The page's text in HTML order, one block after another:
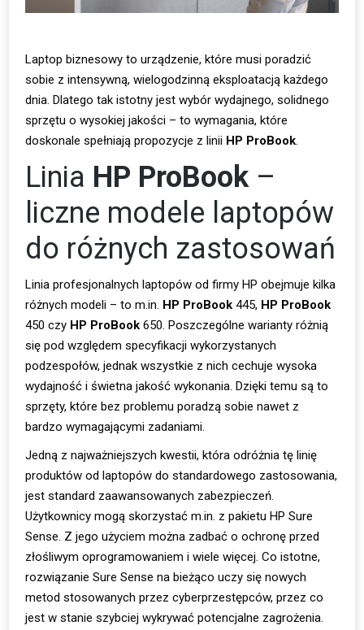
Laptop biznesowy to urządzenie, które musi poradzić
sobie z intensywną, wielogodzinną eksploatacją każdego
dnia. Dlatego tak istotny jest wybór wydajnego, solidnego
sprzętu o wysokiej jakości – to wymagania, które
doskonale spełniają propozycje z linii HP ProBook.
Linia HP ProBook –
liczne modele laptopów
do różnych zastosowań
Linia profesjonalnych laptopów od firmy HP obejmuje kilka
różnych modeli – to m.in. HP ProBook 445, HP ProBook
450 czy HP ProBook650. Poszczególne warianty różnią
się pod względem specyfikacji wykorzystanych
podzespołów, jednak wszystkie z nich cechuje wysoka
wydajność i świetna jakość wykonania. Dzięki temu są to
sprzęty, które bez problemu poradzą sobie nawet z
bardzo wymagającymi zadaniami.
Jedną z najważniejszych kwestii, która odróżnia tę linię
produktów od laptopów do standardowego zastosowania,
jest standard zaawansowanych zabezpieczeń.
Użytkownicy mogą skorzystać m.in. z pakietu HP Sure
Sense. Z jego użyciem można zadbać o ochronę przed
złośliwym oprogramowaniem i wiele więcej. Co istotne,
rozwiązanie Sure Sense na bieżąco uczy się nowych
metod stosowanych przez cyberprzestępców, przez co
jest w stanie szybciej wykrywać potencjalne zagrożenia.